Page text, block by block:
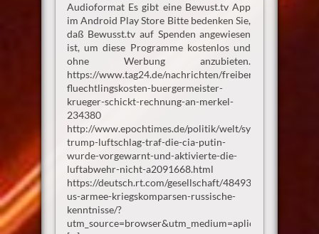
Audioformat Es gibt eine Bewust.tv App
im Android Play Store Bitte bedenken Sie,
daß Bewusst.tv auf Spenden angewiesen
ist, um diese Programme kostenlos und
ohne Werbung anzubieten.
https://www.tag24.de/nachrichten/freiberg-
fluechtlingskosten-buergermeister-
krueger-schickt-rechnung-an-merkel-
234380
http://www.epochtimes.de/politik/welt/syrien-
trump-luftschlag-traf-die-cia-putin-
wurde-vorgewarnt-und-aktivierte-die-
luftabwehr-nicht-a2091668.html
https://deutsch.rt.com/gesellschaft/48493-
us-armee-kriegskomparsen-russische-
kenntnisse/?